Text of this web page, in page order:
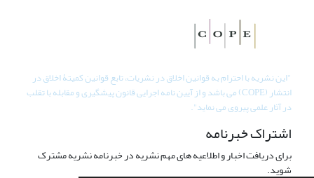
"این نشریه با احترام به قوانین اخلاق در نشریات، تابع قوانین کمیتۀ اخلاق در
انتشار (COPE) می باشد و از آیین نامه اجرایی قانون پیشگیری و مقابله با تقلب
در آثار علمی پیروی می نماید".
اشتراک خبرنامه
برای دریافت اخبار و اطلاعیه های مهم نشریه در خبرنامه نشریه مشترک
شوید.